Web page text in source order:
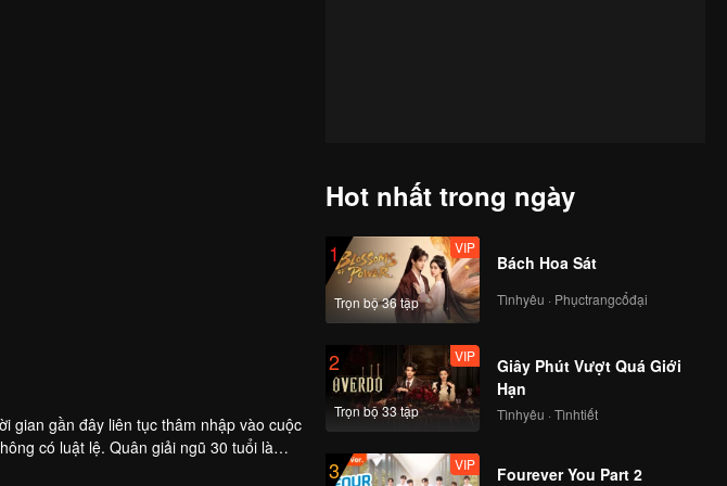
gian gần đây liên tục thâm nhập vào cuộc
có luật lệ. Quân giải ngũ 30 tuổi là
khăn, nhưng để bảo vệ con gái, Nguyễn
nặng, Nguyễn Thị Thành phải cùng với
Hot nhất trong ngày
1
Trọn bộ 36 tập
VIP
Bách Hoa Sát
Tìnhyêu · Phụctrangcổđại
2
Trọn bộ 33 tập
VIP
Giây Phút Vượt Quá Giới
Hạn
Tìnhyêu · Tìnhtiết
3 VIP
Fourever You Part 2